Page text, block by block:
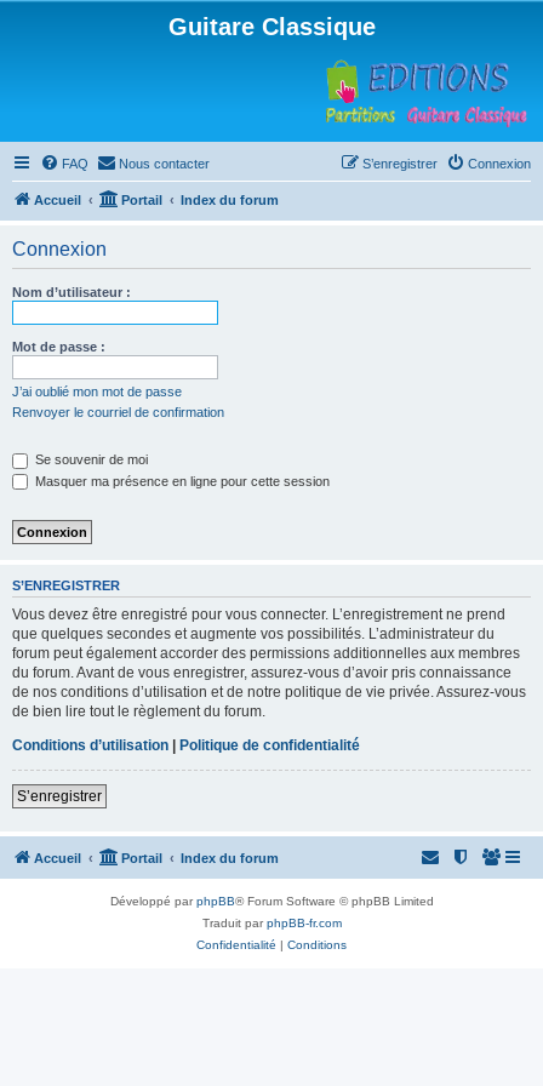
Guitare Classique
FAQ Nous contacter Connexion
S’enregistrer
Accueil Portail Index du forum
Connexion
Nom d’utilisateur :
Mot de passe :
J’ai oublié mon mot de passe
Renvoyer le courriel de confirmation
Se souvenir de moi
Masquer ma présence en ligne pour cette session
S’ENREGISTRER
Vous devez être enregistré pour vous connecter. L’enregistrement ne prend
que quelques secondes et augmente vos possibilités. L’administrateur du
forum peut également accorder des permissions additionnelles aux membres
du forum. Avant de vous enregistrer, assurez-vous d’avoir pris connaissance
de nos conditions d’utilisation et de notre politique de vie privée. Assurez-vous
de bien lire tout le règlement du forum.
Conditions d’utilisation | Politique de confidentialité
S’enregistrer
Accueil Portail Index du forum
Développé parphpBB® Forum Software © phpBB Limited
Traduit parphpBB-fr.com
Confidentialité | Conditions